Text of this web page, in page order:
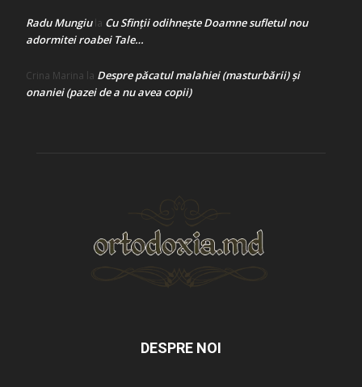
Radu Mungiula Cu Sfinții odihnește Doamne sufletul nou
adormitei roabei Tale…
Crina Marina la Despre păcatul malahiei (masturbării) şi
onaniei (pazei de a nu avea copii)
DESPRE NOI